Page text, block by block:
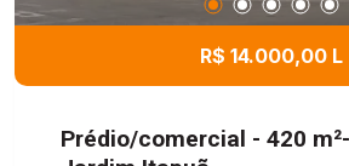
R$ 14.000,00 L
Prédio/comercial - 420